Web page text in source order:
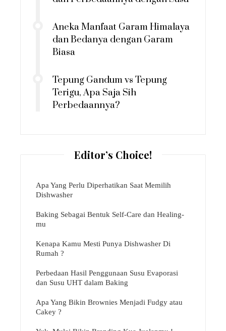
Aneka Manfaat Garam Himalaya
dan Bedanya dengan Garam
Biasa
Tepung Gandum vs Tepung
Terigu, Apa Saja Sih
Perbedaannya?
Editor’s Choice!
Apa Yang Perlu Diperhatikan Saat Memilih
Dishwasher
Baking Sebagai Bentuk Self-Care dan Healing-
mu
Kenapa Kamu Mesti Punya Dishwasher Di
Rumah ?
Perbedaan Hasil Penggunaan Susu Evaporasi
dan Susu UHT dalam Baking
Apa Yang Bikin Brownies Menjadi Fudgy atau
Cakey ?